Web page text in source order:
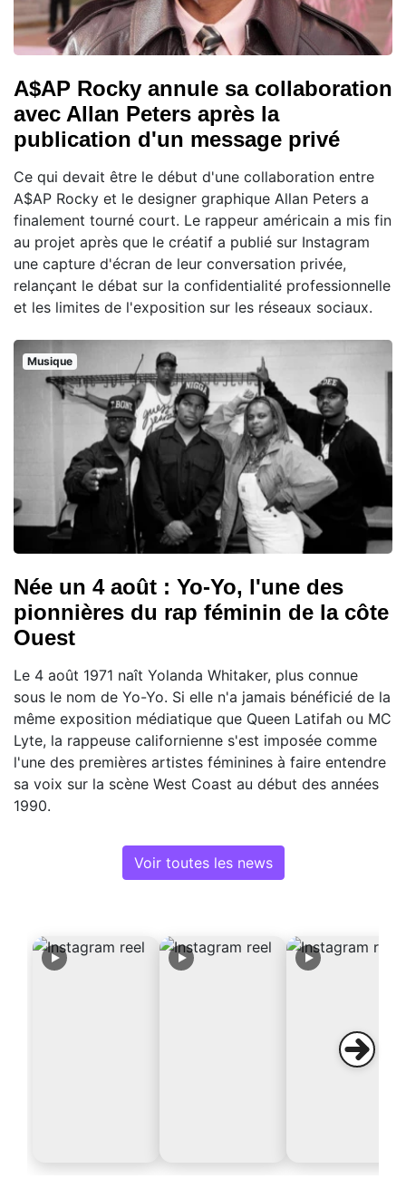
A$AP Rocky annule sa collaboration
avec Allan Peters après la
publication d'un message privé
Ce qui devait être le début d'une collaboration entre
A$AP Rocky et le designer graphique Allan Peters a
finalement tourné court. Le rappeur américain a mis fin
au projet après que le créatif a publié sur Instagram
une capture d'écran de leur conversation privée,
relançant le débat sur la confidentialité professionnelle
et les limites de l'exposition sur les réseaux sociaux.
Musique
Née un 4 août : Yo-Yo, l'une des
pionnières du rap féminin de la côte
Ouest
Le 4 août 1971 naît Yolanda Whitaker, plus connue
sous le nom de Yo-Yo. Si elle n'a jamais bénéficié de la
même exposition médiatique que Queen Latifah ou MC
Lyte, la rappeuse californienne s'est imposée comme
l'une des premières artistes féminines à faire entendre
sa voix sur la scène West Coast au début des années
1990.
Voir toutes les news